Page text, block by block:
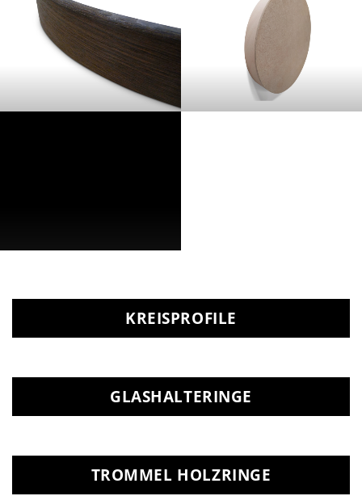
KREISPROFILE
GLASHALTERINGE
TROMMEL HOLZRINGE